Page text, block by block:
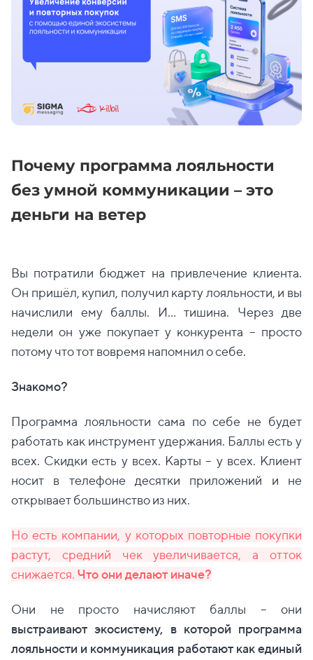
Почему программа лояльности
без умной коммуникации – это
деньги на ветер
Вы потратили бюджет на привлечение клиента.
Он пришёл, купил, получил карту лояльности, и вы
начислили ему баллы. И… тишина. Через две
недели он уже покупает у конкурента – просто
потому что тот вовремя напомнил о себе.
Знакомо?
Программа лояльности сама по себе не будет
работать как инструмент удержания. Баллы есть у
всех. Скидки есть у всех. Карты – у всех. Клиент
носит в телефоне десятки приложений и не
открывает большинство из них.
Но есть компании, у которых повторные покупки
растут, средний чек увеличивается, а отток
снижается. Что они делают иначе?
Они не просто начисляют баллы – они
выстраивают экосистему, в которой программа
лояльности и коммуникация работают как единый